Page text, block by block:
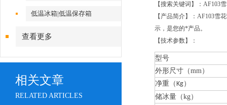
低温冰箱|低温保存箱
查看更多
相关文章
RELATED ARTICLES
【搜索关键词】：
【产品简介】：AF103雪
示，是您的*产品。
【技术参数】：
型号
外形尺寸（mm）
净重（Kg）
储冰量（kg）